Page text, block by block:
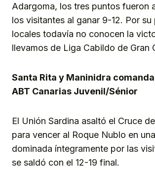
Adargoma, los tres puntos fueron
los visitantes al ganar 9-12. Por su
locales todavía no conocen la
llevamos de Liga Cabildo de Gran
Santa Rita y Maninidra
ABT Canarias Juvenil/Sénior
El Unión Sardina asaltó el Cruce
para vencer al Roque Nublo en
dominada íntegramente por las
se saldó con el 12-19 final.